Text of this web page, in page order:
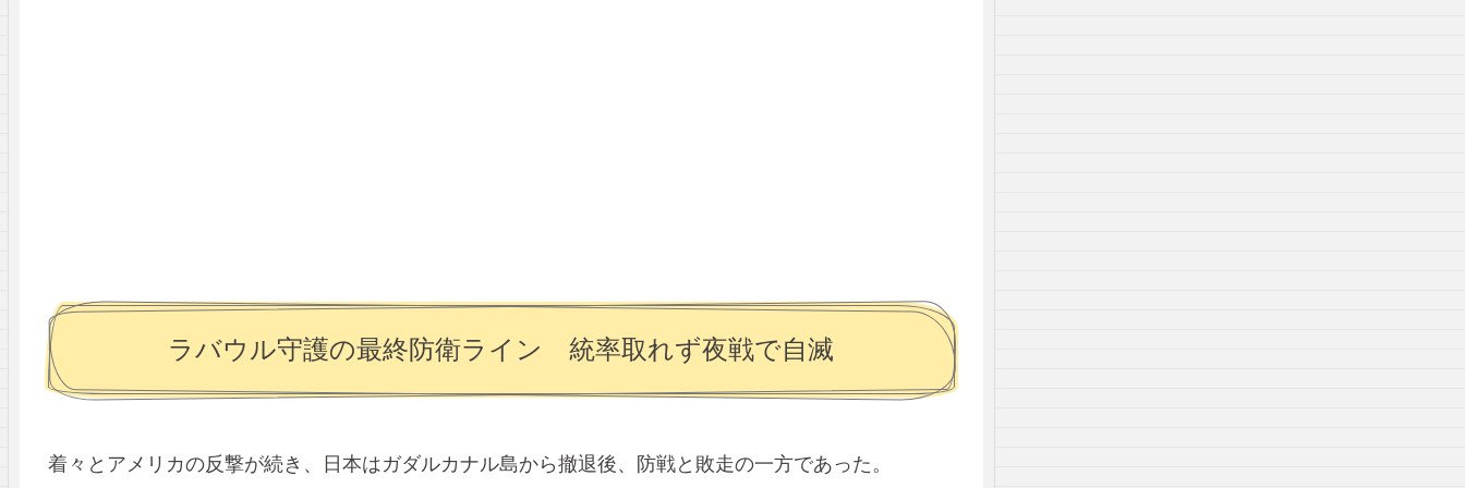
ラバウル守護の最終防衛ライン 統率取れず夜戦で自滅
着々とアメリカの反撃が続き、日本はガダルカナル島から撤退後、防戦と敗走の一方であった。